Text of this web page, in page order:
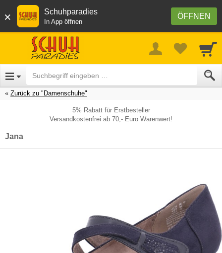
× ÖFFNEN
Schuhparadies
In App öffnen
Zurück zu "Damenschuhe"
5% Rabatt für Erstbesteller
Versandkostenfrei ab 70,- Euro Warenwert!
Jana